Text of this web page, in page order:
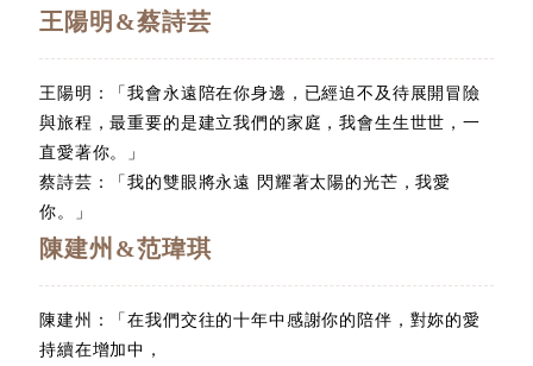
王陽明&蔡詩芸
王陽明：「我會永遠陪在你身邊，已經迫不及待展開冒險
與旅程，最重要的是建立我們的家庭，我會生生世世，一
直愛著你。」
蔡詩芸：「我的雙眼將永遠 閃耀著太陽的光芒，我愛
你。」
陳建州&范瑋琪
陳建州：「在我們交往的十年中感謝你的陪伴，對妳的愛
持續在增加中，